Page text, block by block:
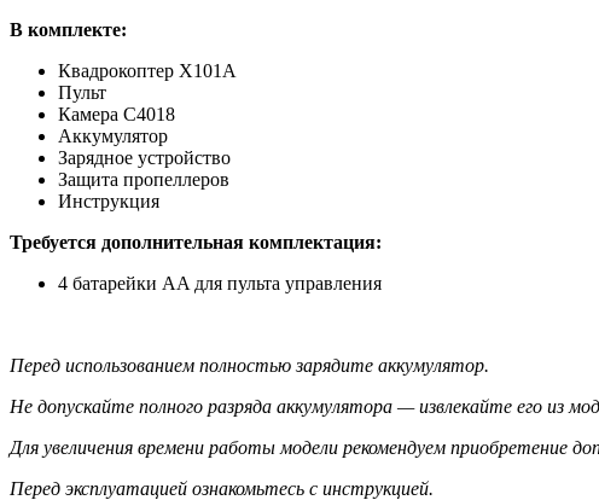
В комплекте:
Квадрокоптер X101A
Пульт
Камера C4018
Аккумулятор
Зарядное устройство
Защита пропеллеров
Инструкция
Требуется дополнительная комплектация:
4 батарейки AA для пульта управления
Перед использованием полностью зарядите аккумулятор.
Не допускайте полного разряда аккумулятора — извлекайте его из
Для увеличения времени работы модели рекомендуем приобретение
Перед эксплуатацией ознакомьтесь с инструкцией.